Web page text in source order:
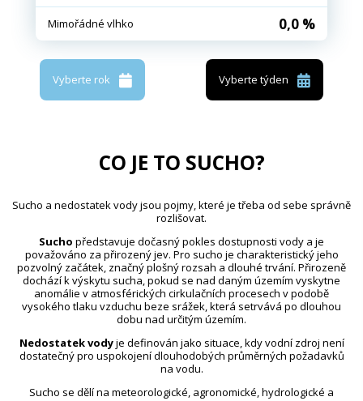
Mimořádné vlhko 0,0 %
Vyberte rok Vyberte týden
CO JE TO SUCHO?
Sucho a nedostatek vody jsou pojmy, které je třeba od sebe správně
rozlišovat.
Sucho představuje dočasný pokles dostupnosti vody a je
považováno za přirozený jev. Pro sucho je charakteristický jeho
pozvolný začátek, značný plošný rozsah a dlouhé trvání. Přirozeně
dochází k výskytu sucha, pokud se nad daným územím vyskytne
anomálie v atmosférických cirkulačních procesech v podobě
vysokého tlaku vzduchu beze srážek, která setrvává po dlouhou
dobu nad určitým územím.
Nedostatek vodyje definován jako situace, kdy vodní zdroj není
dostatečný pro uspokojení dlouhodobých průměrných požadavků
na vodu.
Sucho se dělí na meteorologické, agronomické, hydrologické a